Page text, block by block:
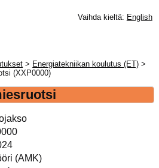
Vaihda kieltä: English
> Energiatekniikan koulutus (ET) >
(XXP0000)
(AMK)